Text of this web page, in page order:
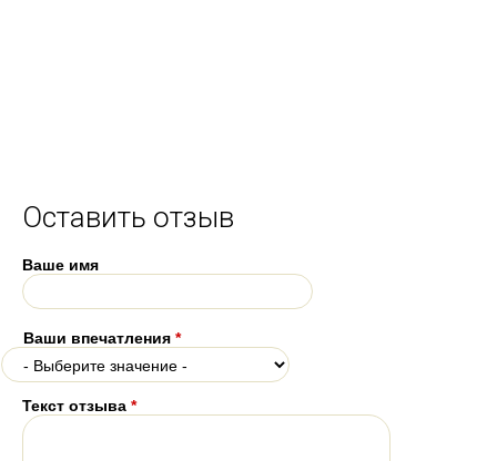
Оставить отзыв
Ваше имя
Ваши впечатления *
Текст отзыва *